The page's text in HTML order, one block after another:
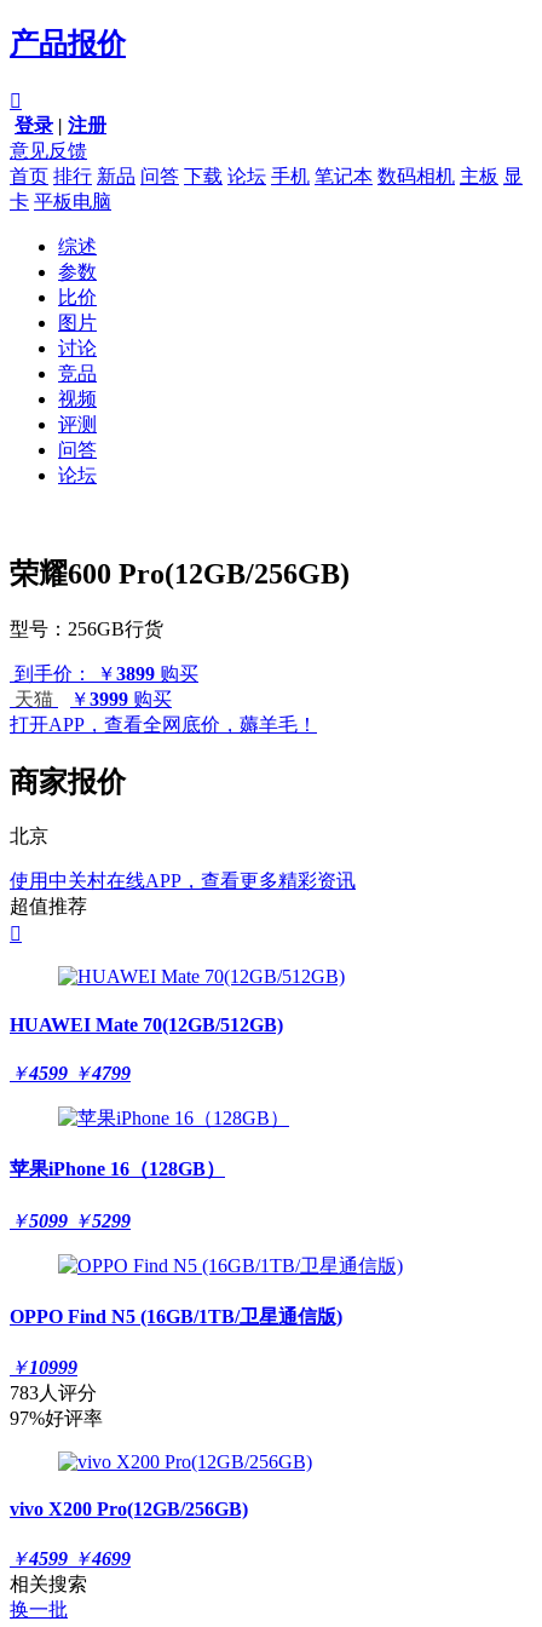
产品报价

登录 | 注册
意见反馈
首页 排行 新品 问答 下载 论坛 手机 笔记本 数码相机 主板 显
卡 平板电脑
综述
参数
比价
图片
讨论
竞品
视频
评测
问答
论坛
荣耀600 Pro(12GB/256GB)
型号： 256GB行货
到手价： ￥3899 购买
天猫
￥3999 购买
打开APP，查看全网底价，薅羊毛！
商家报价
北京
使用中关村在线APP，查看更多精彩资讯
超值推荐

HUAWEI Mate 70(12GB/512GB)
￥4599 ￥4799
苹果iPhone 16（128GB）
￥5099 ￥5299
OPPO Find N5 (16GB/1TB/卫星通信版)
￥10999
783人评分
97%好评率
vivo X200 Pro(12GB/256GB)
￥4599 ￥4699
相关搜索
换一批